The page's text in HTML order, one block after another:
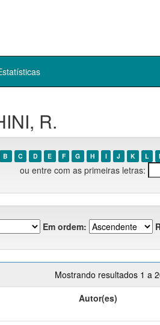
R.
B C D E F G H I J K L
ou entre com as primeiras letras:
Em ordem:
Mostrando resultados 1 a
Autor(es)